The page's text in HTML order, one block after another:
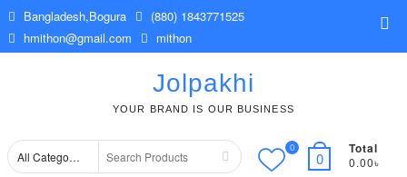
Skip
to
content
Bangladesh,Bogura
(880) 1843771525
hmithon@gmail.com
mithon
Jolpakhi
YOUR BRAND IS OUR BUSINESS
Search
0
0
Total
0.00৳